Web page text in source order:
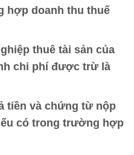
hợp doanh thu thuế
thuê tài sản của
chi phí được trừ là
tiền và chứng từ nộp
có trong trường hợp